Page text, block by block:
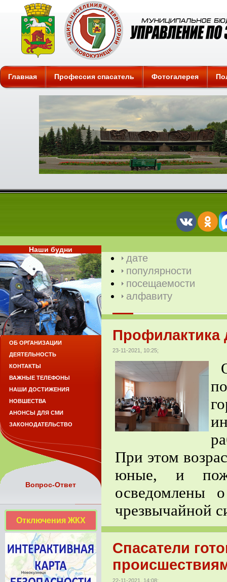
Защита
Главная Профессия спасатель Фотогалерея
дате
популярности
посещаемости
алфавиту
Профилактика
23-11-2021, 10:25;
При этом
юные, и
осведомлены
чрезвычайной
Спасатели
22-11-2021, 14:08;
Наши будни
ОБ ОРГАНИЗАЦИИ
ДЕЯТЕЛЬНОСТЬ
КОНТАКТЫ
ВАЖНЫЕ ТЕЛЕФОНЫ
НАШИ ДОСТИЖЕНИЯ
НОВШЕСТВА
АНОНСЫ ДЛЯ СМИ
ЗАКОНОДАТЕЛЬСТВО
Вопрос-Ответ
Отключения ЖКХ